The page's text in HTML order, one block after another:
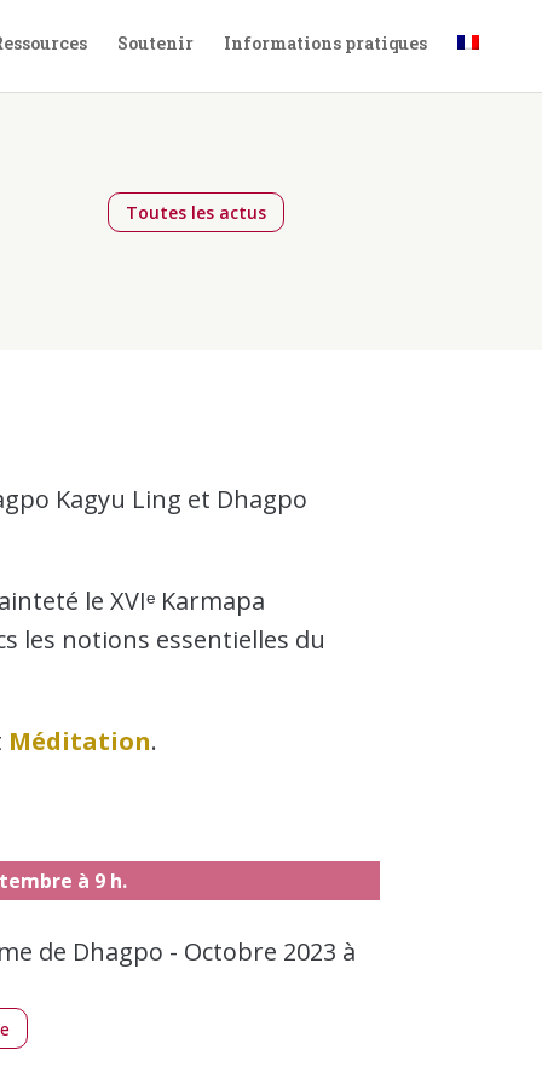
Soutenir Informations pratiques
Toutes les actus
Kagyu Ling et Dhagpo
le XVIᵉ Karmapa
les notions essentielles du
Méditation.
à 9 h.